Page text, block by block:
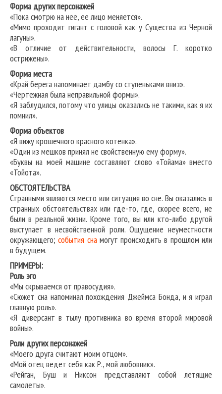
Форма других персонажей
«Пока смотрю на нее, ее лицо меняется».
«Мимо проходит гигант с головой как у Существа из Черной
лагуны».
«В отличие от действительности, волосы Г. коротко
острижены».
Форма места
«Край берега напоминает дамбу со ступеньками вниз».
«Чертежная была неправильной формы».
«Я заблудился, потому что улицы оказались не такими, как я их
помнил».
Форма объектов
«Я вижу крошечного красного котенка».
«Один из мешков принял не свойственную ему форму».
«Буквы на моей машине составляют слово «Тойама» вместо
«Тойота».
ОБСТОЯТЕЛЬСТВА
Странными являются место или ситуация во сне. Вы оказались в
странных обстоятельствах или где-то, где, скорее всего, не
были в реальной жизни. Кроме того, вы или кто-либо другой
выступает в несвойственной роли. Ощущение неуместности
окружающего;события снамогут происходить в прошлом или
в будущем.
ПРИМЕРЫ:
Роль эго
«Мы скрываемся от правосудия».
«Сюжет сна напоминал похождения Джеймса Бонда, и я играл
главную роль».
«Я диверсант в тылу противника во время второй мировой
войны».
Роли других персонажей
«Моего друга считают моим отцом».
«Мой отец ведет себя как Р., мой любовник».
«Рейган, Буш и Никсон представляют собой летящие
самолеты».